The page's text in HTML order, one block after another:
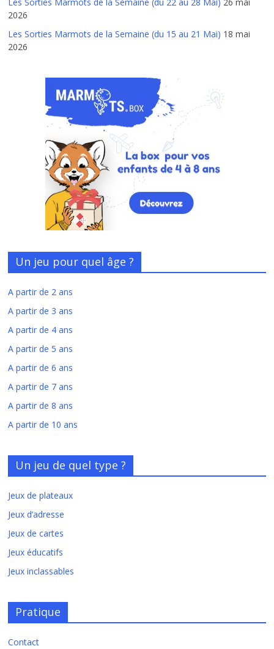
2026
Les Sorties Marmots de la Semaine (du 15 au 21 Mai) 18 mai
2026
Un jeu pour quel âge ?
A partir de 2 ans
A partir de 3 ans
A partir de 4 ans
A partir de 5 ans
A partir de 6 ans
A partir de 7 ans
A partir de 8 ans
A partir de 10 ans
Un jeu de quel type ?
Jeux de plateaux
Jeux d’adresse
Jeux de cartes
Jeux éducatifs
Jeux inclassables
Pratique
Contact